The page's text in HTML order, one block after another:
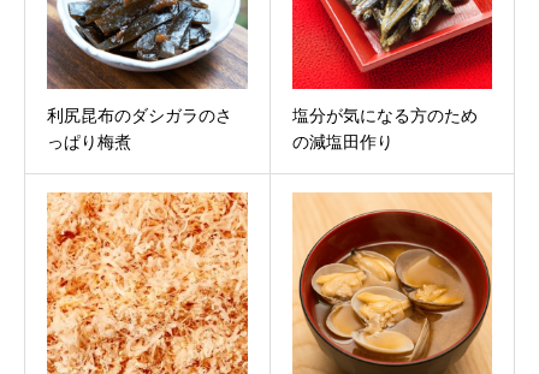
利尻昆布のダシガラのさ
っぱり梅煮
塩分が気になる方のため
の減塩田作り